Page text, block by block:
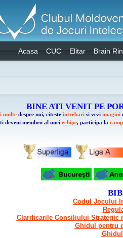
Acasa CUC Elitar Brain
BINE ATI VENIT PE
multe despre noi, citeste intrebari si vezi imagini
deveni membru al unei echipe, participa la
Codul Jocului
Clarificarile Consiliului Strategic
Ghidul pentru